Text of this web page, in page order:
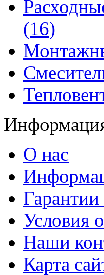
(16)
О нас
Гарантии
Условия
Наши
Карта